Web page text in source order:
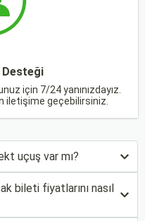
için 7/24 yanınızdayız.
iletişime geçebilirsiniz.
uçuş var mı?
bileti fiyatlarını nasıl